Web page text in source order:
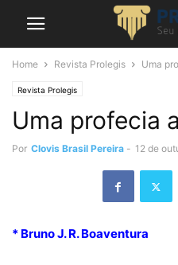
Home Revista Prolegis Uma
Revista Prolegis
Uma profecia
Por Clovis Brasil Pereira - 12 de
* Bruno J. R. Boaventura